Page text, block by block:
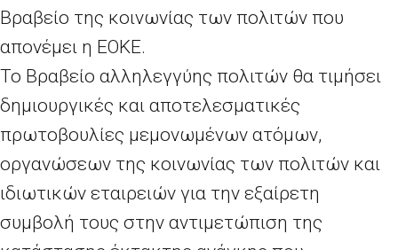
Βραβείο της κοινωνίας των πολιτών που
απονέμει η ΕΟΚΕ.
Το Βραβείο αλληλεγγύης πολιτών θα τιμήσει
δημιουργικές και αποτελεσματικές
πρωτοβουλίες μεμονωμένων ατόμων,
οργανώσεων της κοινωνίας των πολιτών και
ιδιωτικών εταιρειών για την εξαίρετη
συμβολή τους στην αντιμετώπιση της